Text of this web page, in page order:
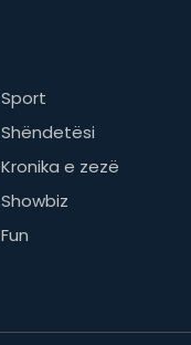
Sport
Shëndetësi
Kronika e zezë
Showbiz
Fun